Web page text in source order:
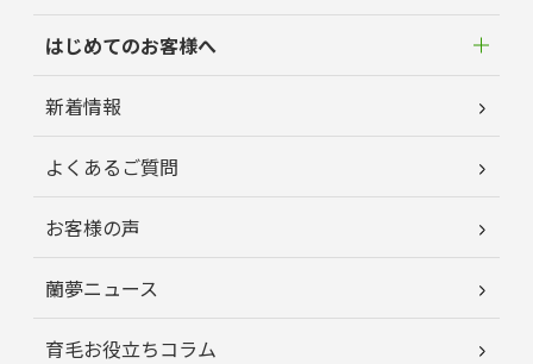
はじめてのお客様へ
新着情報
よくあるご質問
お客様の声
蘭夢ニュース
育毛お役立ちコラム